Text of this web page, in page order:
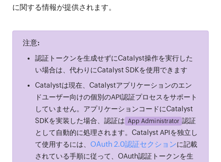
に関する情報が提供されます。
注意:
認証トークンを生成せずにCatalyst操作を実行した
い場合は、代わりにCatalyst SDKを使用できます
Catalystは現在、Catalystアプリケーションのエン
ドユーザー向けの個別のAPI認証プロセスをサポート
していません。アプリケーションコードにCatalyst
SDKを実装した場合、認証は App Administrator 認証
として自動的に処理されます。Catalyst APIを独立し
て使用するには、 OAuth 2.0認証セクションに記載
されている手順に従って、OAuth認証トークンを生